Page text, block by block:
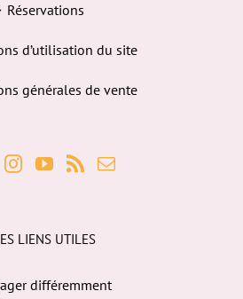
Réservations
d’utilisation du site
générales de vente
LIENS UTILES
différemment